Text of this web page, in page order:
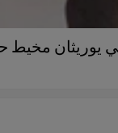
يوريثان